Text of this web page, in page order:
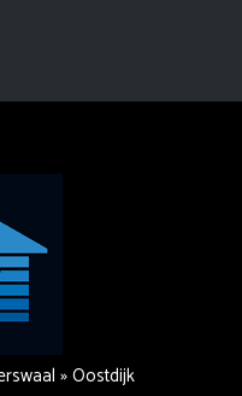
»Oostdijk